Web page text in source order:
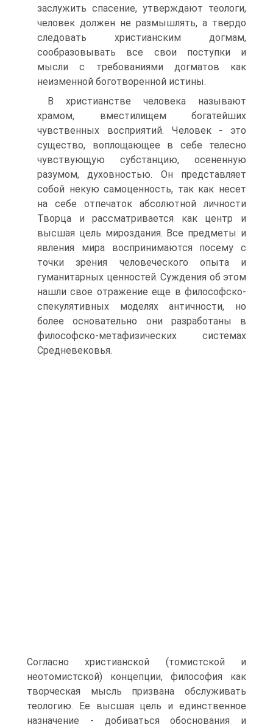
заслужить спасение, утверждают теологи,
человек должен не размышлять, а твердо
следовать христианским догмам,
сообразовывать все свои по­ступки и
мысли с требованиями догматов как
неизменной бого­творенной истины.
В христианстве человека называют
храмом, вместилищем богатейших
чувственных восприятий. Человек - это
существо, воплощающее в себе телесно
чувствующую субстанцию, осенен­ную
разумом, духовностью. Он представляет
собой некую само­ценность, так как несет
на себе отпечаток абсолютной личности
Творца и рассматривается как центр и
высшая цель мироздания. Все предметы и
явления мира воспринимаются посему с
точки зрения человеческого опыта и
гуманитарных ценностей. Сужде­ния об этом
нашли свое отражение еще в философско-
спекуля­тивных моделях античности, но
более основательно они разрабо­таны в
философско-метафизических системах
Средневековья.
Согласно христианской (томистской и
неотомистской) концеп­ции, философия как
творческая мысль призвана обслуживать
теологию. Ее высшая цель и единственное
назначение - доби­ваться обоснования и